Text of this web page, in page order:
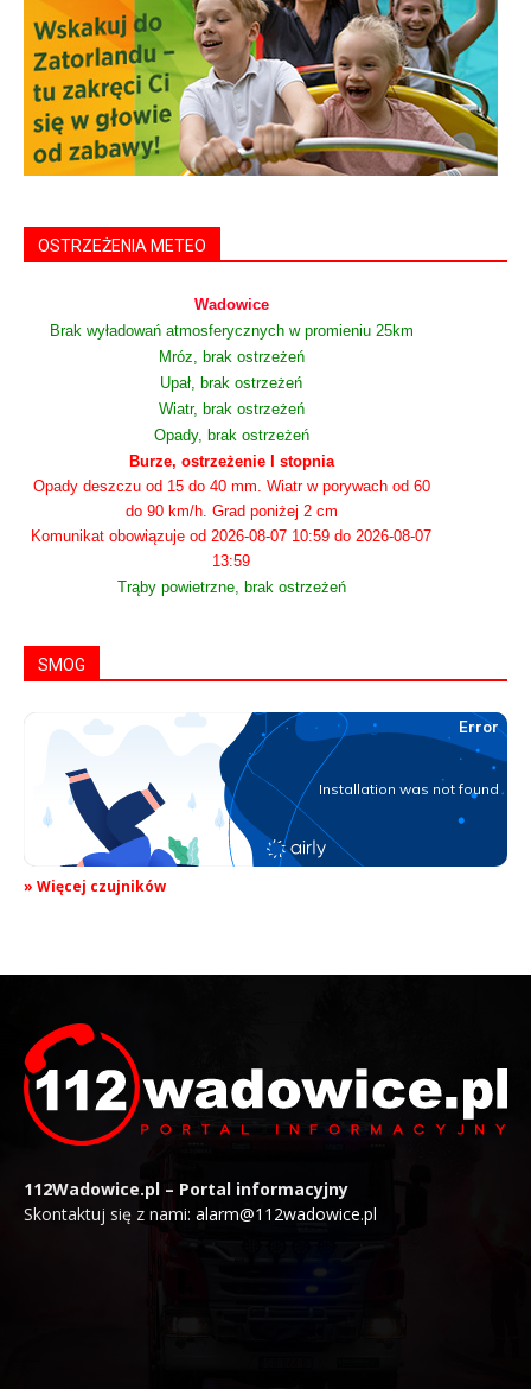
OSTRZEŻENIA METEO
Wadowice
Brak wyładowań atmosferycznych w promieniu 25km
Mróz, brak ostrzeżeń
Upał, brak ostrzeżeń
Wiatr, brak ostrzeżeń
Opady, brak ostrzeżeń
Burze, ostrzeżenie I stopnia
Opady deszczu od 15 do 40 mm. Wiatr w porywach od 60
do 90 km/h. Grad poniżej 2 cm
Komunikat obowiązuje od 2026-08-07 10:59 do 2026-08-07
13:59
Trąby powietrzne, brak ostrzeżeń
SMOG
» Więcej czujników
112Wadowice.pl – Portal informacyjny
Skontaktuj się z nami: alarm@112wadowice.pl